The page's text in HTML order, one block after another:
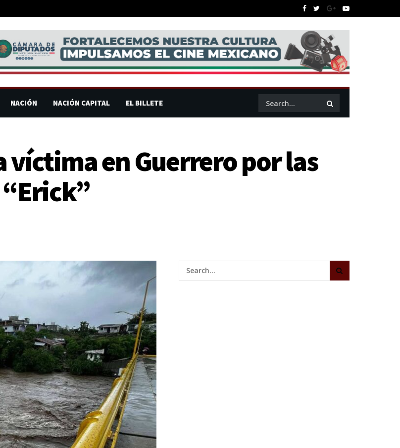
NACIÓN NACIÓN CAPITAL EL BILLETE
víctima en Guerrero por las